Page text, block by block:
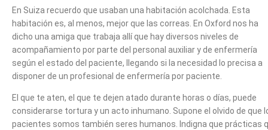
En Suiza recuerdo que usaban una habitación acolchada. Esta
habitación es, al menos, mejor que las correas. En Oxford nos ha
dicho una amiga que trabaja allí que hay diversos niveles de
acompañamiento por parte del personal auxiliar y de enfermería
según el estado del paciente, llegando si la necesidad lo precisa a
disponer de un profesional de enfermería por paciente.
El que te aten, el que te dejen atado durante horas o días, puede
considerarse tortura y un acto inhumano. Supone el olvido de que
pacientes somos también seres humanos. Indigna que prácticas